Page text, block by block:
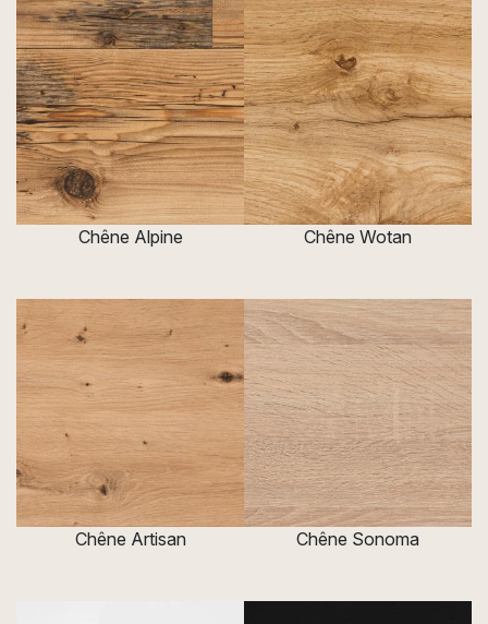
Chêne Alpine Chêne Wotan
Chêne Artisan Chêne Sonoma